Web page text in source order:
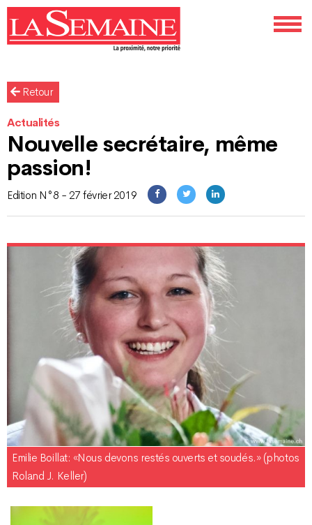
Retour
Actualités
Nouvelle secrétaire, même
passion!
Edition N°8 - 27 février 2019
Emilie Boillat: «Nous devons restés ouverts et soudés.» (photos
Roland J. Keller)